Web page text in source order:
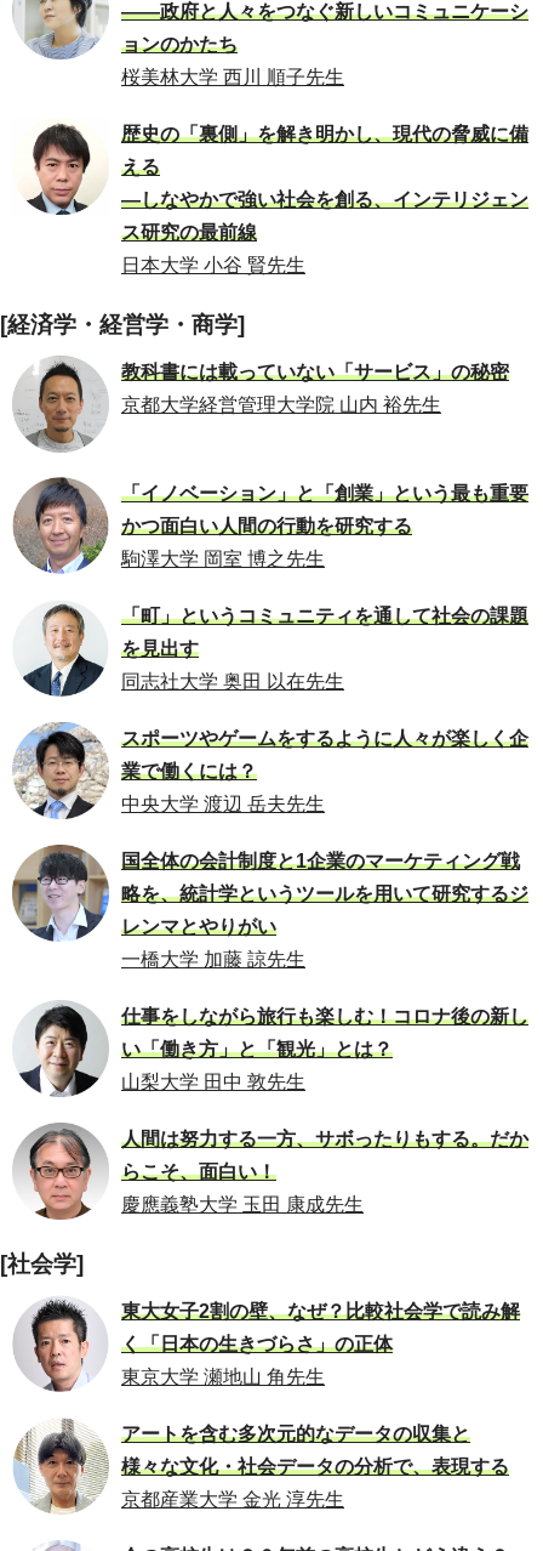
――政府と人々をつなぐ新しいコミュニケーシ
ョンのかたち
桜美林大学 西川 順子先生
歴史の「裏側」を解き明かし、現代の脅威に備
える
―しなやかで強い社会を創る、インテリジェン
ス研究の最前線
日本大学 小谷 賢先生
[経済学・経営学・商学]
教科書には載っていない「サービス」の秘密
京都大学経営管理大学院 山内 裕先生
「イノベーション」と「創業」という最も重要
かつ面白い人間の行動を研究する
駒澤大学 岡室 博之先生
「町」というコミュニティを通して社会の課題
を見出す
同志社大学 奥田 以在先生
スポーツやゲームをするように人々が楽しく企
業で働くには？
中央大学 渡辺 岳夫先生
国全体の会計制度と1企業のマーケティング戦
略を、統計学というツールを用いて研究するジ
レンマとやりがい
一橋大学 加藤 諒先生
仕事をしながら旅行も楽しむ！コロナ後の新し
い「働き方」と「観光」とは？
山梨大学 田中 敦先生
人間は努力する一方、サボったりもする。だか
らこそ、面白い！
慶應義塾大学 玉田 康成先生
[社会学]
東大女子2割の壁、なぜ？比較社会学で読み解
く「日本の生きづらさ」の正体
東京大学 瀬地山 角先生
アートを含む多次元的なデータの収集と
様々な文化・社会データの分析で、表現する
京都産業大学 金光 淳先生